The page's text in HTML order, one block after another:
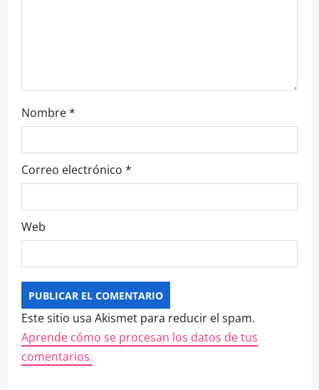
Nombre*
Correo electrónico *
Web
Este sitio usa Akismet para reducir el spam.
Aprende cómo se procesan los datos de tus
comentarios.